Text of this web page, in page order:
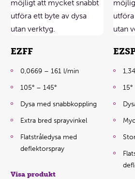
EZFF
0,0669 – 161 l/min
105° – 145°
Dysa med snabbkoppling
Extra bred sprayvinkel
Flatstråledysa med
deflektorspray
Visa produkt